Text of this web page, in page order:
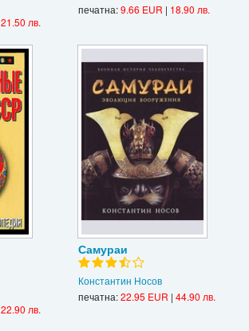
21.50 лв.
печатна:9.66 EUR | 18.90 лв.
22.90 лв.
Самураи
Константин Носов
печатна:22.95 EUR | 44.90 лв.